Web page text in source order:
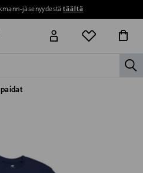
jäsenyydestätäältä